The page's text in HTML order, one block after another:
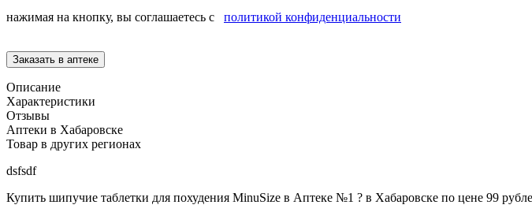
нажимая на кнопку, вы соглашаетесь с политикой конфиденциальности
Описание
Характеристики
Отзывы
Аптеки в Хабаровске
Товар в других регионах
dsfsdf
Купить шипучие таблетки для похудения MinuSize в Аптеке №1 ? в Хабаровске по цене 99